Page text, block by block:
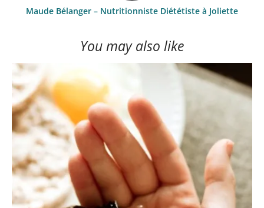
Maude Bélanger – Nutritionniste Diététiste à Joliette
You may also like